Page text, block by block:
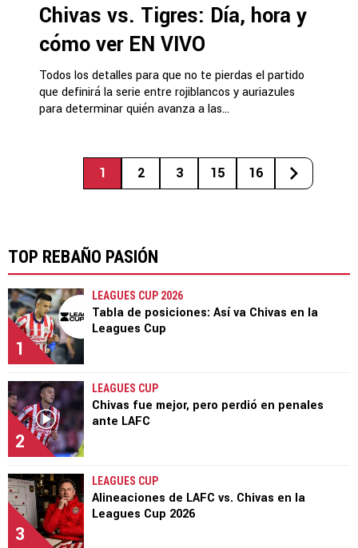
Chivas vs. Tigres: Día, hora y
cómo ver EN VIVO
Todos los detalles para que no te pierdas el partido
que definirá la serie entre rojiblancos y auriazules
para determinar quién avanza a las...
1 2 3 15 16
TOP REBAÑO PASIÓN
1
LEAGUES CUP 2026
Tabla de posiciones: Así va Chivas en la
Leagues Cup
2
LEAGUES CUP
Chivas fue mejor, pero perdió en penales
ante LAFC
3
LEAGUES CUP
Alineaciones de LAFC vs. Chivas en la
Leagues Cup 2026